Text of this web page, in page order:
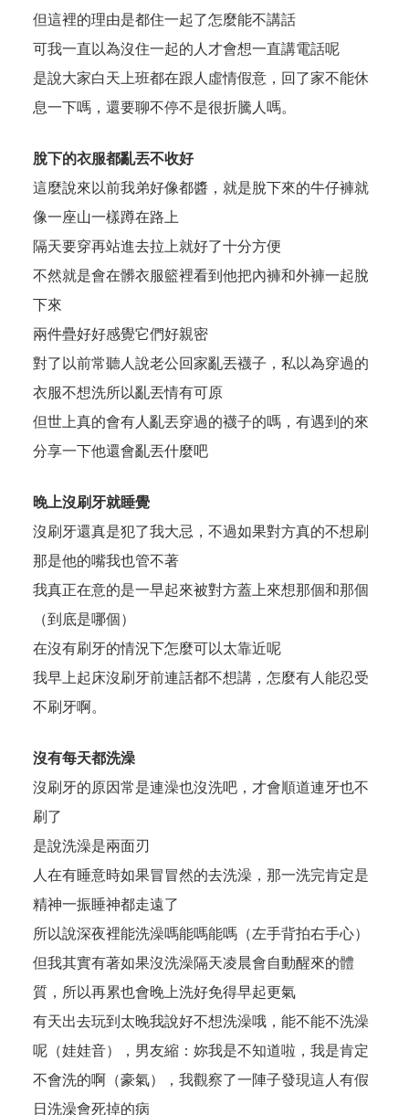
但這裡的理由是都住一起了怎麼能不講話
可我一直以為沒住一起的人才會想一直講電話呢
是說大家白天上班都在跟人虛情假意，回了家不能休
息一下嗎，還要聊不停不是很折騰人嗎。
脫下的衣服都亂丟不收好
這麼說來以前我弟好像都醬，就是脫下來的牛仔褲就
像一座山一樣蹲在路上
隔天要穿再站進去拉上就好了十分方便
不然就是會在髒衣服籃裡看到他把內褲和外褲一起脫
下來
兩件疊好好感覺它們好親密
對了以前常聽人說老公回家亂丟襪子，私以為穿過的
衣服不想洗所以亂丟情有可原
但世上真的會有人亂丟穿過的襪子的嗎，有遇到的來
分享一下他還會亂丟什麼吧
晚上沒刷牙就睡覺
沒刷牙還真是犯了我大忌，不過如果對方真的不想刷
那是他的嘴我也管不著
我真正在意的是一早起來被對方蓋上來想那個和那個
（到底是哪個）
在沒有刷牙的情況下怎麼可以太靠近呢
我早上起床沒刷牙前連話都不想講，怎麼有人能忍受
不刷牙啊。
沒有每天都洗澡
沒刷牙的原因常是連澡也沒洗吧，才會順道連牙也不
刷了
是說洗澡是兩面刃
人在有睡意時如果冒冒然的去洗澡，那一洗完肯定是
精神一振睡神都走遠了
所以說深夜裡能洗澡嗎能嗎能嗎（左手背拍右手心）
但我其實有著如果沒洗澡隔天凌晨會自動醒來的體
質，所以再累也會晚上洗好免得早起更氣
有天出去玩到太晚我說好不想洗澡哦，能不能不洗澡
呢（娃娃音），男友縮：妳我是不知道啦，我是肯定
不會洗的啊（豪氣），我觀察了一陣子發現這人有假
日洗澡會死掉的病